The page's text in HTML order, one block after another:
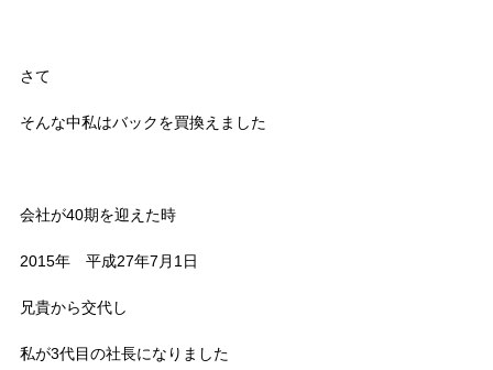
さて
そんな中私はバックを買換えました
会社が40期を迎えた時
2015年 平成27年7月1日
兄貴から交代し
私が3代目の社長になりました